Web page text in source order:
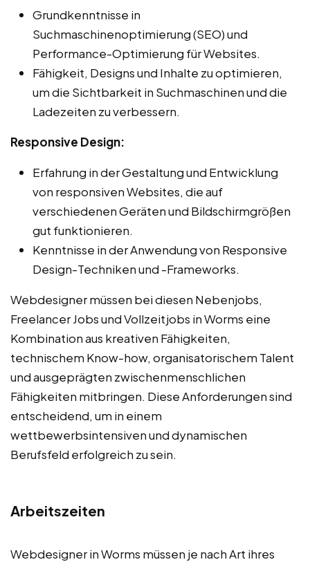
Grundkenntnisse in
Suchmaschinenoptimierung (SEO) und
Performance-Optimierung für Websites.
Fähigkeit, Designs und Inhalte zu optimieren,
um die Sichtbarkeit in Suchmaschinen und die
Ladezeiten zu verbessern.
Responsive Design:
Erfahrung in der Gestaltung und Entwicklung
von responsiven Websites, die auf
verschiedenen Geräten und Bildschirmgrößen
gut funktionieren.
Kenntnisse in der Anwendung von Responsive
Design-Techniken und -Frameworks.
Webdesigner müssen bei diesen Nebenjobs,
Freelancer Jobs und Vollzeitjobs in Worms eine
Kombination aus kreativen Fähigkeiten,
technischem Know-how, organisatorischem Talent
und ausgeprägten zwischenmenschlichen
Fähigkeiten mitbringen. Diese Anforderungen sind
entscheidend, um in einem
wettbewerbsintensiven und dynamischen
Berufsfeld erfolgreich zu sein.
Arbeitszeiten
Webdesigner in Worms müssen je nach Art ihres